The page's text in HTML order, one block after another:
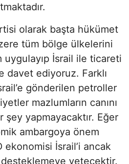
olarak başta hükümet
tüm bölge ülkelerini
uygulayıp İsrail ile ticareti
davet ediyoruz. Farklı
gönderilen petroller
mazlumların canını
şey yapmayacaktır. Eğer
ambargoya önem
ekonomisi İsrail’i ancak
yetecektir.